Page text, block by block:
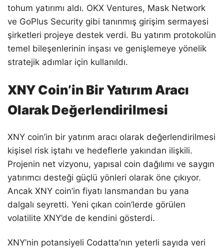
tohum yatırımı aldı. OKX Ventures, Mask Network
ve GoPlus Security gibi tanınmış girişim sermayesi
şirketleri projeye destek verdi. Bu yatırım protokolün
temel bileşenlerinin inşası ve genişlemeye yönelik
stratejik adımlar için kullanıldı.
XNY Coin’in Bir Yatırım Aracı
Olarak Değerlendirilmesi
XNY coin’in bir yatırım aracı olarak değerlendirilmesi
kişisel risk iştahı ve hedeflerle yakından ilişkili.
Projenin net vizyonu, yapısal coin dağılımı ve saygın
yatırımcı desteği güçlü yönleri olarak öne çıkıyor.
Ancak XNY coin’in fiyatı lansmandan bu yana
dalgalı seyretti. Yeni çıkan coin’lerde görülen
volatilite XNY’de de kendini gösterdi.
XNY’nin potansiyeli Codatta’nın yeterli sayıda veri